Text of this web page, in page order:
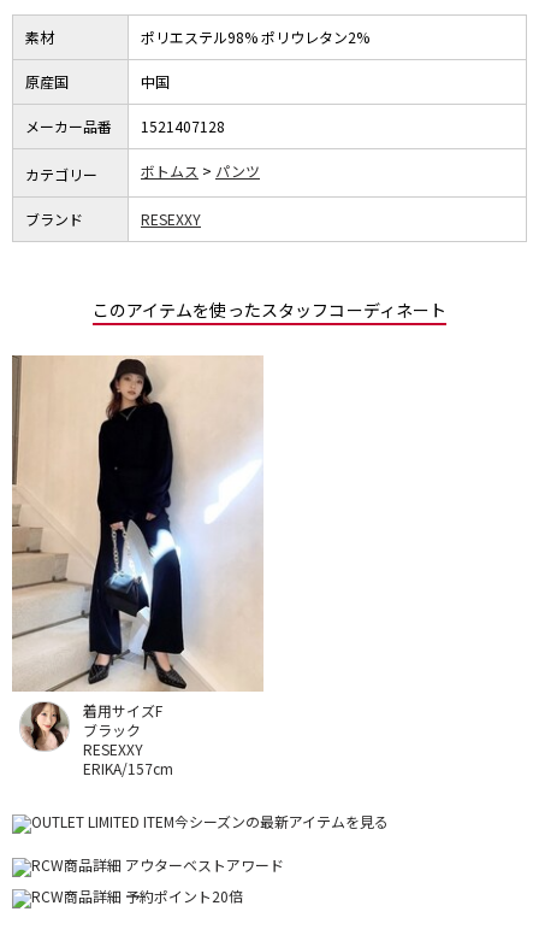
素材 ポリエステル98% ポリウレタン2%
原産国 中国
メーカー品番 1521407128
カテゴリー ボトムス パンツ
ブランド RESEXXY
このアイテムを使ったスタッフコーディネート
着用サイズF
ブラック
RESEXXY
ERIKA/157cm